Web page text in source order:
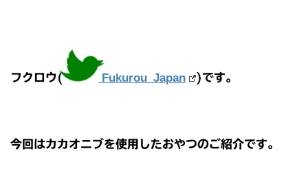
フクロウ( Fukurou_Japan )です。
今回はカカオニブを使用したおやつのご紹介です。